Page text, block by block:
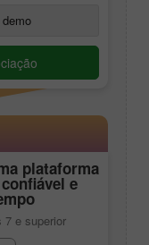
plataforma
e
7 e superior